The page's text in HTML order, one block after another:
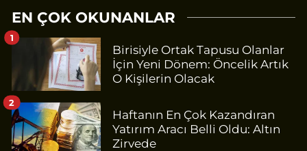
EN ÇOK OKUNANLAR
Birisiyle Ortak Tapusu Olanlar
İçin Yeni Dönem: Öncelik Artık
O Kişilerin Olacak
1
Haftanın En Çok Kazandıran
Yatırım Aracı Belli Oldu: Altın
Zirvede
2